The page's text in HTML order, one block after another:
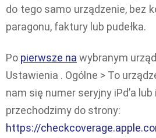
do tego samo urządzenie, bez
paragonu, faktury lub pudełka.
Po pierwsze na wybranym
Ustawienia . Ogólne > To
nam się numer seryjny iPd’a lub
przechodzimy do strony:
https://